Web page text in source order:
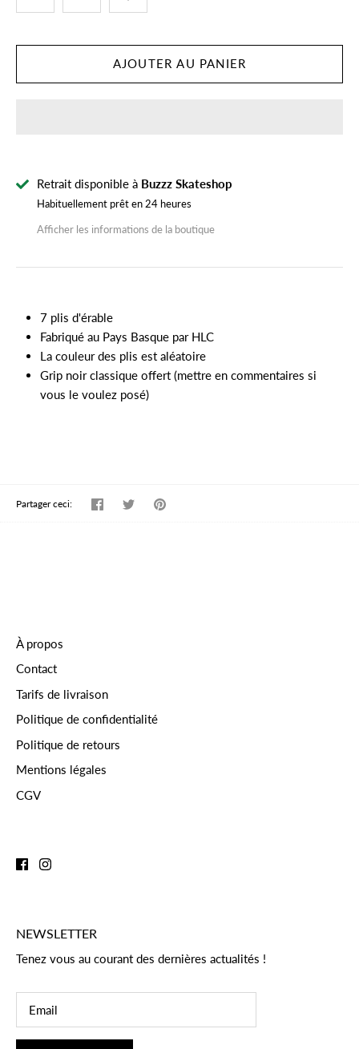
Retrait disponible à Buzzz Skateshop
Habituellement prêt en 24 heures
Afficher les informations de la boutique
7 plis d'érable
Fabriqué au Pays Basque par HLC
La couleur des plis est aléatoire
Grip noir classique offert (mettre en commentaires si
vous le voulez posé)
Partager ceci: PartagerTweeterÉpingler
À propos
Contact
Tarifs de livraison
Politique de confidentialité
Politique de retours
Mentions légales
CGV
NEWSLETTER
Tenez vous au courant des dernières actualités !